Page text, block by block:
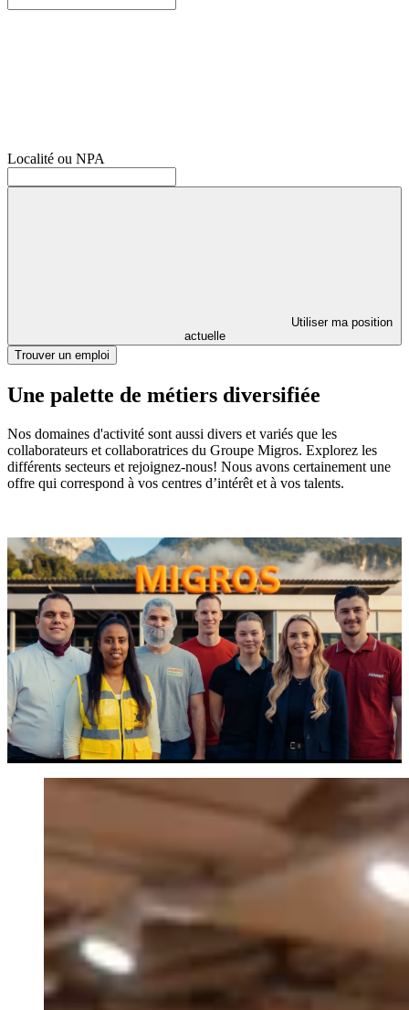
Localité ou NPA
Utiliser ma position
actuelle
Trouver un emploi
Une palette de métiers diversifiée
Nos domaines d'activité sont aussi divers et variés que les
collaborateurs et collaboratrices du Groupe Migros. Explorez les
différents secteurs et rejoignez-nous! Nous avons certainement une
offre qui correspond à vos centres d’intérêt et à vos talents.